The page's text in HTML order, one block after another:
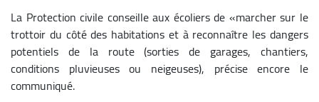
La Protection civile conseille aux écoliers de «marcher sur le
trottoir du côté des habitations et à reconnaître les dangers
potentiels de la route (sorties de garages, chantiers,
conditions pluvieuses ou neigeuses), précise encore le
communiqué.